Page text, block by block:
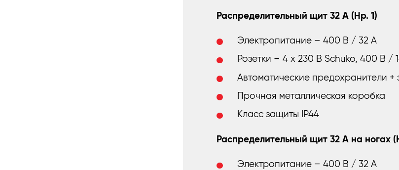
Распределительный щит 32 A (Нр. 1)
Электропитание – 400 В / 32 А
Розетки – 4 x 230 В Schuko, 400 В /
Автоматические предохранители
Прочная металлическая коробка
Класс защиты IP44
Распределительный щит 32 A на ногах
Электропитание – 400 В / 32 А